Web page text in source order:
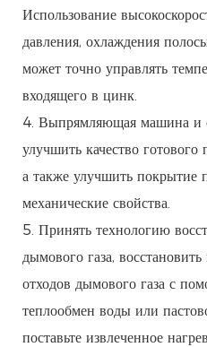
Использование
давления, охлаждения
может точно управлять
входящего в цинк.
4. Выпрямляющая машина и
улучшить качество
а также улучшить покрытие
механические свойства.
5. Принять технологию
дымового газа,
отходов дымового газа с
теплообмен воды или
поставьте извлеченное